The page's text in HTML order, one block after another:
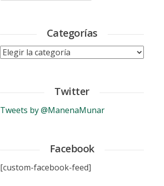
Categorías
Categorías
Twitter
Tweets by @ManenaMunar
Facebook
[custom-facebook-feed]